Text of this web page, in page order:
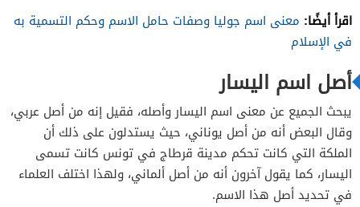
اقرأ أيضًا: معنى اسم جوليا وصفات حامل الاسم وحكم التسمية به
في الإسلام
أصل اسم اليسار
يبحث الجميع عن معنى اسم اليسار وأصله، فقيل إنه من أصل عربي،
وقال البعض أنه من أصل يوناني، حيث يستدلون على ذلك أن
الملكة التي كانت تحكم مدينة قرطاج في تونس كانت تسمى
اليسار، كما يقول آخرون أنه من أصل ألماني، ولهذا اختلف العلماء
في تحديد أصل هذا الاسم.